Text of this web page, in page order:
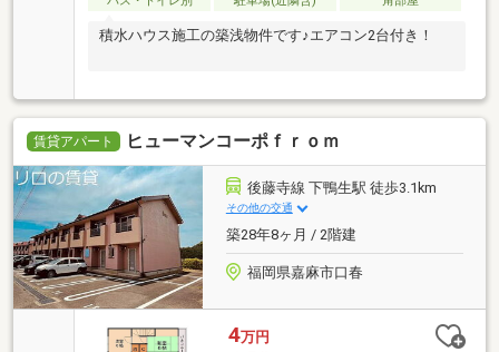
積水ハウス施工の築浅物件です♪エアコン2台付き！
賃貸アパート ヒューマンコーポｆｒｏｍ
後藤寺線 下鴨生駅 徒歩3.1km
その他の交通
築28年8ヶ月 / 2階建
福岡県嘉麻市口春
4万円